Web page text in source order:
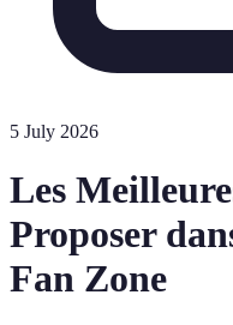
5 July 2026
Les
Proposer
Fan Zone